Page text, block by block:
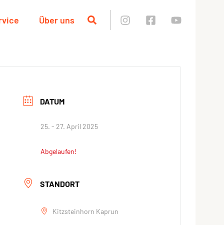
Über uns
DATUM
25. - 27. April 2025
Abgelaufen!
STANDORT
Kitzsteinhorn Kaprun